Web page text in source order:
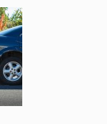
pero
no
tienes
que
hacerlo
solo.
Nuestro
equipo
de
salarios
perdidos
y
daños
a tu
vehículo.
Los
accidentes
de